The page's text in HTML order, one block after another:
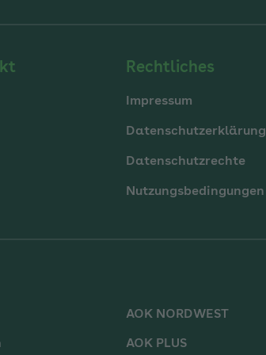
Rechtliches
Impressum
Datenschutzerklärung
Datenschutzrechte
Nutzungsbedingungen
AOK NORDWEST
AOK PLUS